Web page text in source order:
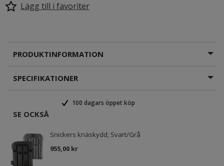
Lägg till i favoriter
PRODUKTINFORMATION
SPECIFIKATIONER
100 dagars öppet köp
SE OCKSÅ
Snickers knäskydd, Svart/Grå
955,00 kr